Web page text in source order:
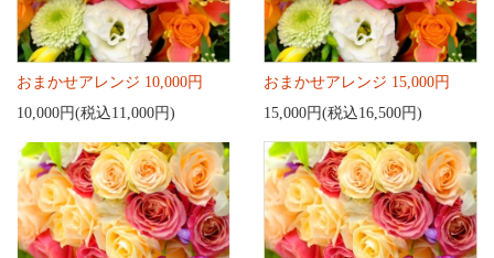
おまかせアレンジ 10,000円
10,000円(税込11,000円)
おまかせアレンジ 15,000円
15,000円(税込16,500円)